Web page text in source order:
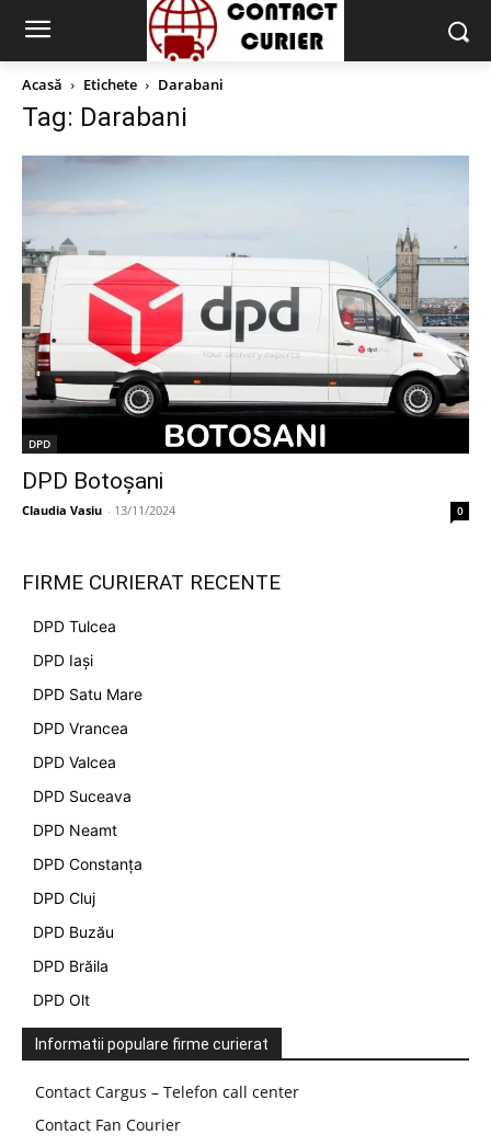
Acasă Etichete Darabani
Tag: Darabani
DPD
DPD Botoșani
Claudia Vasiu - 13/11/2024 0
FIRME CURIERAT RECENTE
DPD Tulcea
DPD Iași
DPD Satu Mare
DPD Vrancea
DPD Valcea
DPD Suceava
DPD Neamt
DPD Constanța
DPD Cluj
DPD Buzău
DPD Brăila
DPD Olt
Informatii populare firme curierat
Contact Cargus – Telefon call center
Contact Fan Courier